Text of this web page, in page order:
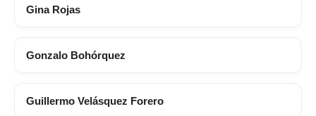
Gina Rojas
Gonzalo Bohórquez
Guillermo Velásquez Forero